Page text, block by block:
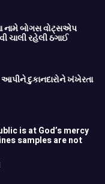
નામે બોગસ વોટ્સએપ
રહેલી ઠગાઈ
દુકાનદારોને ખંખેરતા
is at God’s mercy
samples are not